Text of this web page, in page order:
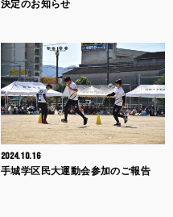
決定のお知らせ
2024.10.16
手城学区民大運動会参加のご報告